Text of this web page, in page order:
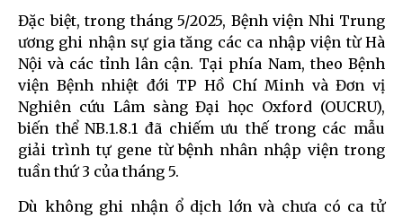
Đặc biệt, trong tháng 5/2025, Bệnh viện Nhi Trung
ương ghi nhận sự gia tăng các ca nhập viện từ Hà
Nội và các tỉnh lân cận. Tại phía Nam, theo Bệnh
viện Bệnh nhiệt đới TP Hồ Chí Minh và Đơn vị
Nghiên cứu Lâm sàng Đại học Oxford (OUCRU),
biến thể NB.1.8.1 đã chiếm ưu thế trong các mẫu
giải trình tự gene từ bệnh nhân nhập viện trong
tuần thứ 3 của tháng 5.
Dù không ghi nhận ổ dịch lớn và chưa có ca tử